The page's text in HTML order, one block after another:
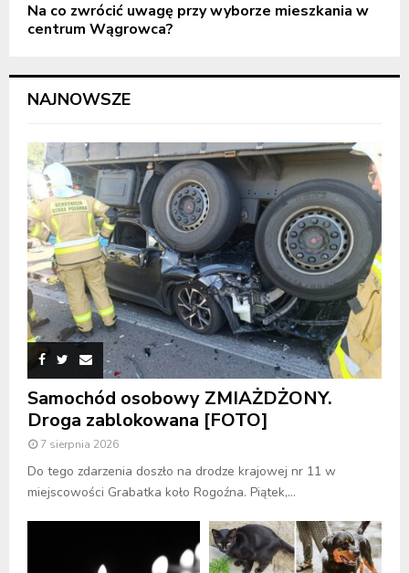
Na co zwrócić uwagę przy wyborze mieszkania w
centrum Wągrowca?
NAJNOWSZE
Samochód osobowy ZMIAŻDŻONY.
Droga zablokowana [FOTO]
7 sierpnia 2026
Do tego zdarzenia doszło na drodze krajowej nr 11 w
miejscowości Grabatka koło Rogoźna. Piątek,...